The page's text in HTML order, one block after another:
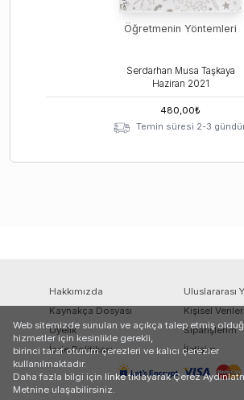
Öğretmenin Yöntemleri
Serdarhan Musa Taşkaya
Haziran 2021
480,00₺
Temin süresi 2-3
Hakkımızda
Uluslararası
Kaynakça Dosyası
Kişisel
Üyelik
Siparişlerim
İade Politikası
İletişim
Web sitemizde sunulan ve açıkça talep etmiş
hizmetler için kesinlikle gerekli,
birinci taraf oturum çerezleri ve kalıcı çerezler
kullanılmaktadır.
Daha fazla bilgi için linke tıklayarak Çerez
Metnine ulaşabilirsiniz.